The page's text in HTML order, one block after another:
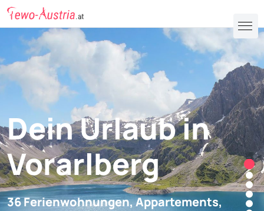
Dein Urlaub in
Vorarlberg
36 Ferienwohnungen, Appartements,